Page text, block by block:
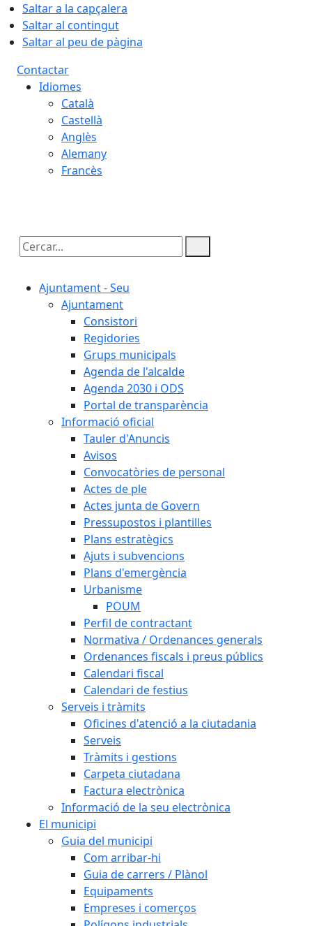
Saltar a la capçalera
Saltar al contingut
Saltar al peu de pàgina
Contactar
Idiomes
Català
Castellà
Anglès
Alemany
Francès
Cercar:
Ajuntament - Seu
Ajuntament
Consistori
Regidories
Grups municipals
Agenda de l'alcalde
Agenda 2030 i ODS
Portal de transparència
Informació oficial
Tauler d'Anuncis
Avisos
Convocatòries de personal
Actes de ple
Actes junta de Govern
Pressupostos i plantilles
Plans estratègics
Ajuts i subvencions
Plans d'emergència
Urbanisme
POUM
Perfil de contractant
Normativa / Ordenances generals
Ordenances fiscals i preus públics
Calendari fiscal
Calendari de festius
Serveis i tràmits
Oficines d'atenció a la ciutadania
Serveis
Tràmits i gestions
Carpeta ciutadana
Factura electrònica
Informació de la seu electrònica
El municipi
Guia del municipi
Com arribar-hi
Guia de carrers / Plànol
Equipaments
Empreses i comerços